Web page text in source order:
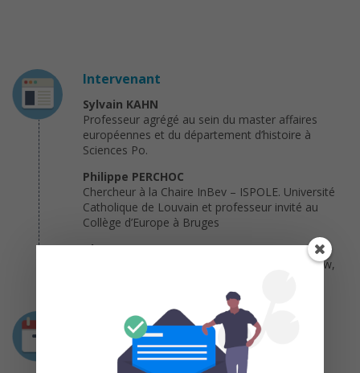
Intervenant
Sylvain KAHN
Professeur agrégé au sein du master affaires
européennes et du département d’histoire à
Sciences Po.
Philippe PERCHOC
Chercheur à la Chaire InBev – ISPOLE. Université
Catholique de Louvain et professeur invité au
Collège d’Europe à Bruges
Thomas RAINEAU
Professeur agrégé d’histoire, Max Weber Fellow,
7 semaines
du 08 mai au 26 juin 2017